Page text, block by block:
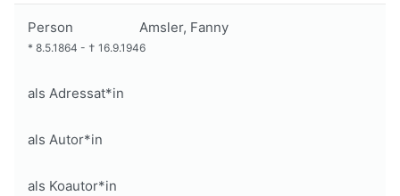
Person Amsler, Fanny
* 8.5.1864 - † 16.9.1946
als Adressat*in
als Autor*in
als Koautor*in